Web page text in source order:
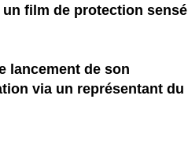
film de protection sensé
lancement de son
via un représentant du